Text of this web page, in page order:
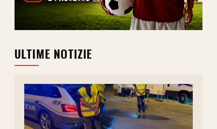
ULTIME NOTIZIE